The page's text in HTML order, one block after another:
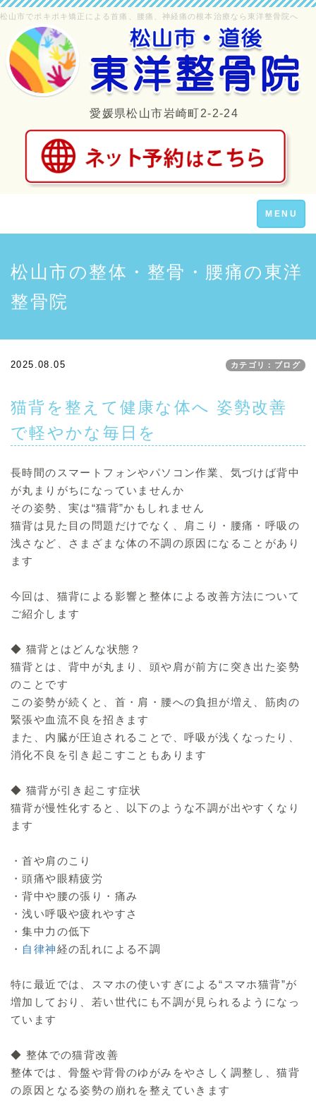
松山市でポキポキ矯正による首痛、腰痛、神経痛の根本治療なら東洋整骨院へ
愛媛県松山市岩崎町2-2-24
Toggle
navigation
MENU
松山市の整体・整骨・腰痛の東洋
整骨院
2025.08.05 カテゴリ：ブログ
猫背を整えて健康な体へ 姿勢改善
で軽やかな毎日を
長時間のスマートフォンやパソコン作業、気づけば背中
が丸まりがちになっていませんか
その姿勢、実は“猫背”かもしれません
猫背は見た目の問題だけでなく、肩こり・腰痛・呼吸の
浅さなど、さまざまな体の不調の原因になることがあり
ます
今回は、猫背による影響と整体による改善方法について
ご紹介します
◆ 猫背とはどんな状態？
猫背とは、背中が丸まり、頭や肩が前方に突き出た姿勢
のことです
この姿勢が続くと、首・肩・腰への負担が増え、筋肉の
緊張や血流不良を招きます
また、内臓が圧迫されることで、呼吸が浅くなったり、
消化不良を引き起こすこともあります
◆ 猫背が引き起こす症状
猫背が慢性化すると、以下のような不調が出やすくなり
ます
・首や肩のこり
・頭痛や眼精疲労
・背中や腰の張り・痛み
・浅い呼吸や疲れやすさ
・集中力の低下
・ 自律神経の乱れによる不調
特に最近では、スマホの使いすぎによる“スマホ猫背”が
増加しており、若い世代にも不調が見られるようになっ
ています
◆ 整体での猫背改善
整体では、骨盤や背骨のゆがみをやさしく調整し、猫背
の原因となる姿勢の崩れを整えていきます